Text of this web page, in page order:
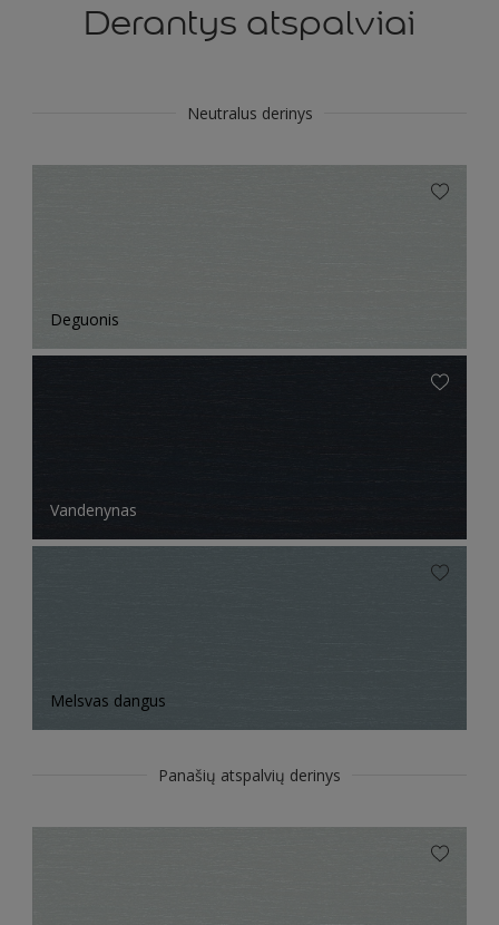
Derantys atspalviai
Neutralus derinys
Deguonis
Vandenynas
Melsvas dangus
Panašių atspalvių derinys